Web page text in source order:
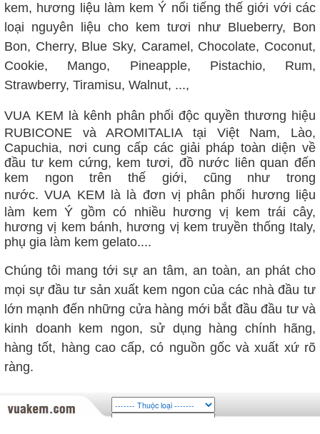
kem, hương liệu làm kem Ý nổi tiếng thế giới với các
loại nguyên liệu cho kem tươi như Blueberry, Bon
Bon, Cherry, Blue Sky, Caramel, Chocolate, Coconut,
Cookie, Mango, Pineapple, Pistachio, Rum,
Strawberry, Tiramisu, Walnut, ...,
VUA KEM là kênh phân phối độc quyền thương hiệu
RUBICONE và AROMITALIA tại Việt Nam, Lào,
Capuchia, nơi cung cấp các giải pháp toàn diện về
đầu tư kem cứng, kem tươi, đồ nước liên quan đến
kem ngon trên thế giới, cũng như trong
nước.VUA KEM là là đơn vị phân phối hương liệu
làm kem Ý gồm có nhiều hương vị kem trái cây,
hương vị kem bánh, hương vị kem truyền thống Italy,
phụ gia làm kem gelato....
Chúng tôi mang tới sự an tâm, an toàn, an phát cho
mọi sự đầu tư sản xuất kem ngon của các nhà đầu tư
lớn mạnh đến những cửa hàng mới bắt đầu đầu tư và
kinh doanh kem ngon, sử dụng hàng chính hãng,
hàng tốt, hàng cao cấp, có nguồn gốc và xuất xứ rõ
ràng.